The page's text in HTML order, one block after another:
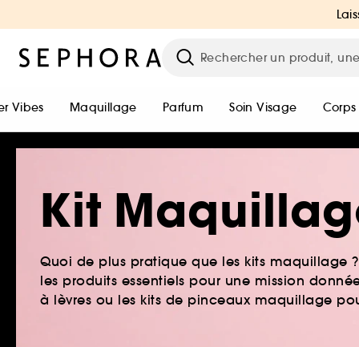
Vibes Maquillage Parfum Soin Visage Corps
Kit
Quoi de plus pratique que les kits maquillage
les produits essentiels pour une mission
à lèvres ou les kits de pinceaux maquillage